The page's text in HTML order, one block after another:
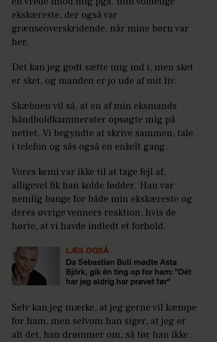
ekskæreste, der også var
grænseoverskridende, når mine børn var
her.
Det kan jeg godt sætte mig ind i, men sket
er sket, og manden er jo ude af mit liv.
Skæbnen vil så, at en af min eksmands
håndboldkammerater opsøgte mig på
nettet. Vi begyndte at skrive sammen, tale
i telefon og sås også en enkelt gang.
Vores kemi var ikke til at tage fejl af,
alligevel fik han kolde fødder. Han var
nemlig bange for både min ekskæreste og
deres øvrige venners reaktion, hvis de
hørte, at vi havde indledt et forhold.
LÆS OGSÅ
Da Sebastian Bull mødte Asta
Björk, gik én ting op for ham: ”Dét
har jeg aldrig har prøvet før”
Selv kan jeg mærke, at jeg gerne vil kæmpe
for ham, men selvom han siger, at jeg er
alt det, han drømmer om, så tør han ikke.